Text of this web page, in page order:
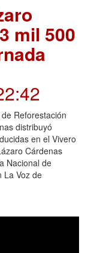
mil 500
Reforestación
distribuyó
en el Vivero
Cárdenas
Nacional de
La Voz de